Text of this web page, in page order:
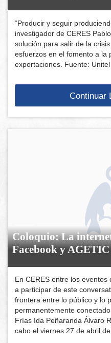
“Producir y seguir
investigador de CERES
solución para salir de la
esfuerzos en el fomento a la
exportaciones. Fuente: Unitel
Continuar
Coloquio: La
Facebook y AGETIC
En CERES entre los
a participar de este
frontera entre lo público y lo
permanentemente
Frías Ida Peñaranda Álvaro
cabo el viernes 27 de abril